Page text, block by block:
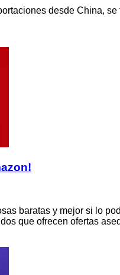
desde China,
baratas y mejor si lo
que ofrecen ofertas